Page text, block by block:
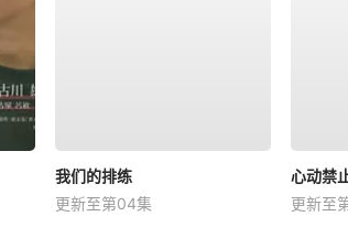
我们的排练
更新至第04集
心动禁
更新至